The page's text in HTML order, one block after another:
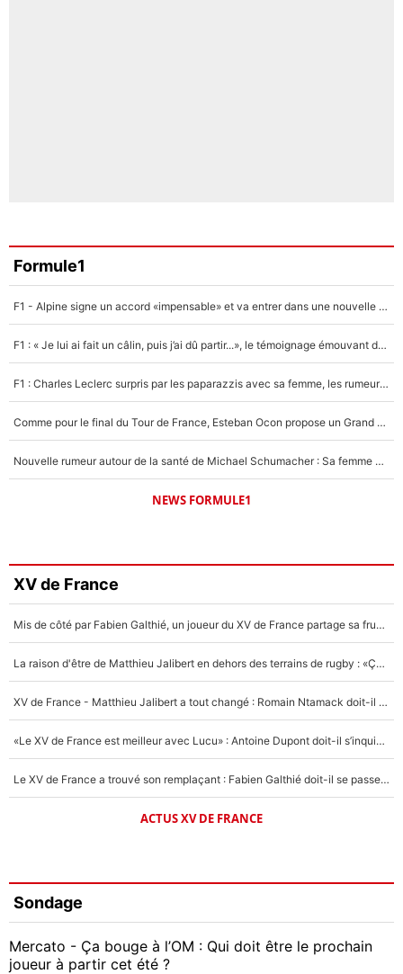
Formule1
F1 - Alpine signe un accord «impensable» et va entrer dans une nouvelle dimension : Grande nouvelle pour Pierre Gasly !
F1 : « Je lui ai fait un câlin, puis j’ai dû partir...», le témoignage émouvant de Max Verstappen sur sa fille
F1 : Charles Leclerc surpris par les paparazzis avec sa femme, les rumeurs étaient vraies !
Comme pour le final du Tour de France, Esteban Ocon propose un Grand Prix de Formule 1 à Paris : «Autour de l’Arc de Triomphe, ce serait génial» !
Nouvelle rumeur autour de la santé de Michael Schumacher : Sa femme Corinna sort du silence
NEWS FORMULE1
XV de France
Mis de côté par Fabien Galthié, un joueur du XV de France partage sa frustration : «ils ne me l’ont pas dit tout de suite»
La raison d'être de Matthieu Jalibert en dehors des terrains de rugby : «Ça m'atteint autant que si tu touches à un membre de ma famille»
XV de France - Matthieu Jalibert a tout changé : Romain Ntamack doit-il s’inquiéter pour sa place à un an de la Coupe du monde ?
«Le XV de France est meilleur avec Lucu» : Antoine Dupont doit-il s’inquiéter pour sa place ?
Le XV de France a trouvé son remplaçant : Fabien Galthié doit-il se passer d'Antoine Dupont ?
ACTUS XV DE FRANCE
Sondage
Mercato - Ça bouge à l’OM : Qui doit être le prochain
joueur à partir cet été ?